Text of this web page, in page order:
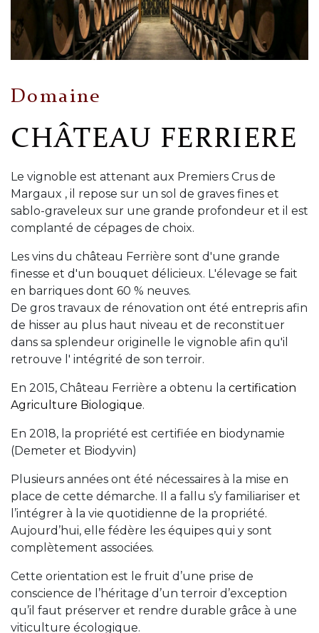
Domaine
CHÂTEAU FERRIERE
Le vignoble est attenant aux Premiers Crus de
Margaux , il repose sur un sol de graves fines et
sablo-graveleux sur une grande profondeur et il est
complanté de cépages de choix.
Les vins du château Ferrière sont d'une grande
finesse et d'un bouquet délicieux. L'élevage se fait
en barriques dont 60 % neuves.
De gros travaux de rénovation ont été entrepris afin
de hisser au plus haut niveau et de reconstituer
dans sa splendeur originelle le vignoble afin qu'il
retrouve l' intégrité de son terroir.
En 2015, Château Ferrière a obtenu la certification
Agriculture Biologique.
En 2018, la propriété est certifiée en biodynamie
(Demeter et Biodyvin)
Plusieurs années ont été nécessaires à la mise en
place de cette démarche. Il a fallu s’y familiariser et
l’intégrer à la vie quotidienne de la propriété.
Aujourd’hui, elle fédère les équipes qui y sont
complètement associées.
Cette orientation est le fruit d’une prise de
conscience de l’héritage d’un terroir d’exception
qu’il faut préserver et rendre durable grâce à une
viticulture écologique.